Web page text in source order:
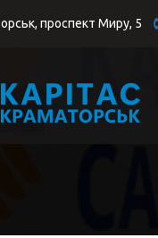
проспект Миру, 5